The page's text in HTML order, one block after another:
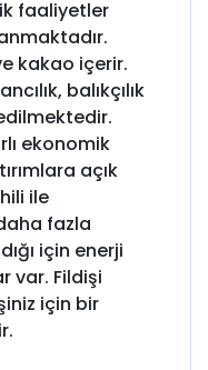
faaliyetler
kakao içerir.
balıkçılık
ekonomik
açık
ile
fazla
için enerji
var. Fildişi
için bir